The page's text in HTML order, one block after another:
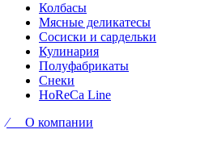
Колбасы
Мясные деликатесы
Сосиски и сардельки
Кулинария
Полуфабрикаты
Снеки
HoReCa Line
⁄ О компании